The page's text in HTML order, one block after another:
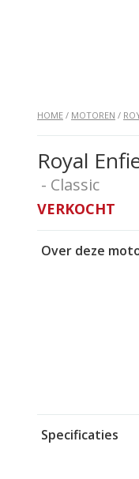
HOME / MOTOREN /
Royal
- Classic
VERKOCHT
Over deze
Specificaties